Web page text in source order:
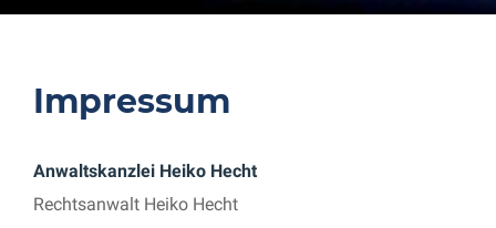
Impressum
Anwaltskanzlei Heiko Hecht
Rechtsanwalt Heiko Hecht